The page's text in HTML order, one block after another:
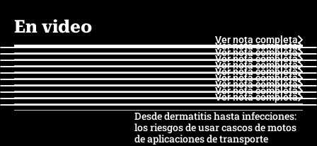
En video
Ver nota completa
Ver nota completa
Ver nota completa
Ver nota completa
Ver nota completa
Ver nota completa
Ver nota completa
Ver nota completa
Ver nota completa
Ver nota completa
Desde dermatitis hasta infecciones:
los riesgos de usar cascos de motos
de aplicaciones de transporte